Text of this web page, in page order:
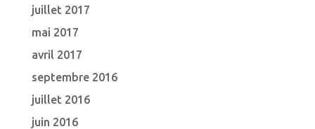
juillet 2017
mai 2017
avril 2017
septembre 2016
juillet 2016
juin 2016